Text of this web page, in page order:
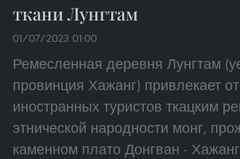
ткани Лунгтам
01/07/2023 01:00
Ремесленная деревня Лунгтам
провинция Хажанг) привлекает
иностранных туристов ткацким
этнической народности монг,
каменном плато Донгван -